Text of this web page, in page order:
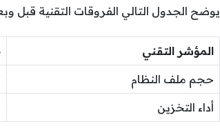
يوضح الجدول التالي الفروقات التقنية
المؤشر التقني
حجم ملف النظام
أداء التخزين